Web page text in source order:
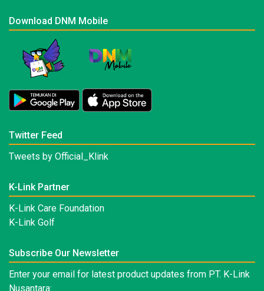
Download DNM Mobile
Twitter Feed
Tweets by Official_Klink
K-Link Partner
K-Link Care Foundation
K-Link Golf
Subscribe Our Newsletter
Enter your email for latest product updates from PT. K-Link
Nusantara: